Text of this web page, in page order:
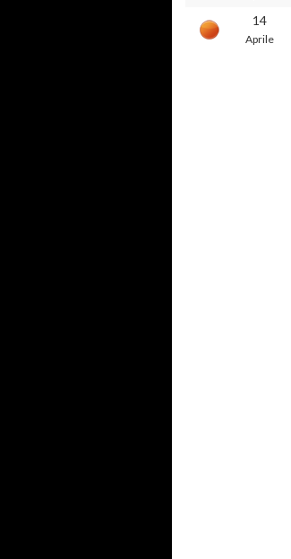
14
Aprile